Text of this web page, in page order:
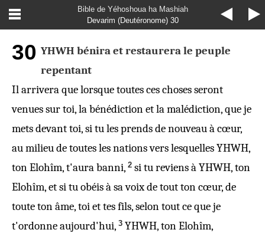
Bible de Yéhoshoua ha Mashiah
Devarim (Deutéronome) 30
30 YHWH bénira et restaurera le peuple
repentant
Il arrivera que lorsque toutes ces choses seront
venues sur toi, la bénédiction et la malédiction, que je
mets devant toi, si tu les prends de nouveau à cœur,
au milieu de toutes les nations vers lesquelles YHWH,
ton Elohîm, t'aura banni, 2 si tu reviens à YHWH, ton
Elohîm, et si tu obéis à sa voix de tout ton cœur, de
toute ton âme, toi et tes fils, selon tout ce que je
t'ordonne aujourd'hui, 3 YHWH, ton Elohîm,